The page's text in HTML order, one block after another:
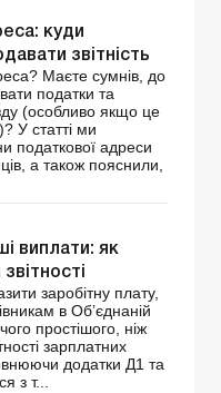
куди
звітність
Маєте сумнів, до
податки та
(особливо якщо це
У статті ми
податкової адреси
а також пояснили,
виплати: як
заробітну плату,
в Об’єднаній
простішого, ніж
зарплатних
додатки Д1 та
з т...